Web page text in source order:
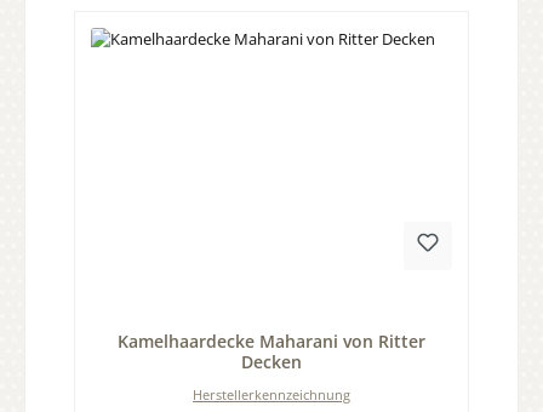
Kamelhaardecke Maharani von Ritter
Decken
Herstellerkennzeichnung